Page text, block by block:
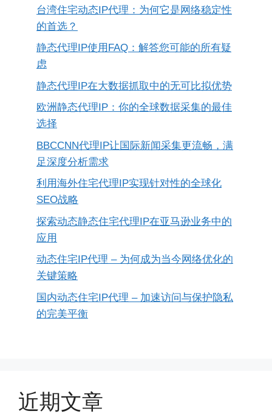
台湾住宅动态IP代理：为何它是网络稳定性
的首选？
静态代理IP使用FAQ：解答您可能的所有疑
虑
静态代理IP在大数据抓取中的无可比拟优势
欧洲静态代理IP：你的全球数据采集的最佳
选择
BBCCNN代理IP让国际新闻采集更流畅，满
足深度分析需求
利用海外住宅代理IP实现针对性的全球化
SEO战略
探索动态静态住宅代理IP在亚马逊业务中的
应用
动态住宅IP代理 – 为何成为当今网络优化的
关键策略
国内动态住宅IP代理 – 加速访问与保护隐私
的完美平衡
近期文章